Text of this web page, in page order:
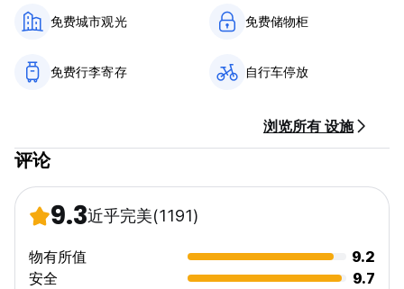
间；如果没有预订，我们总是为未提前预订的旅客保留一些床位。
(Auto-translated from original language)
免费城市观光 免费储物柜
免费行李寄存 自行车停放
浏览所有 设施
评论
9.3近乎完美(1191)
物有所值
9.2
安全
9.7